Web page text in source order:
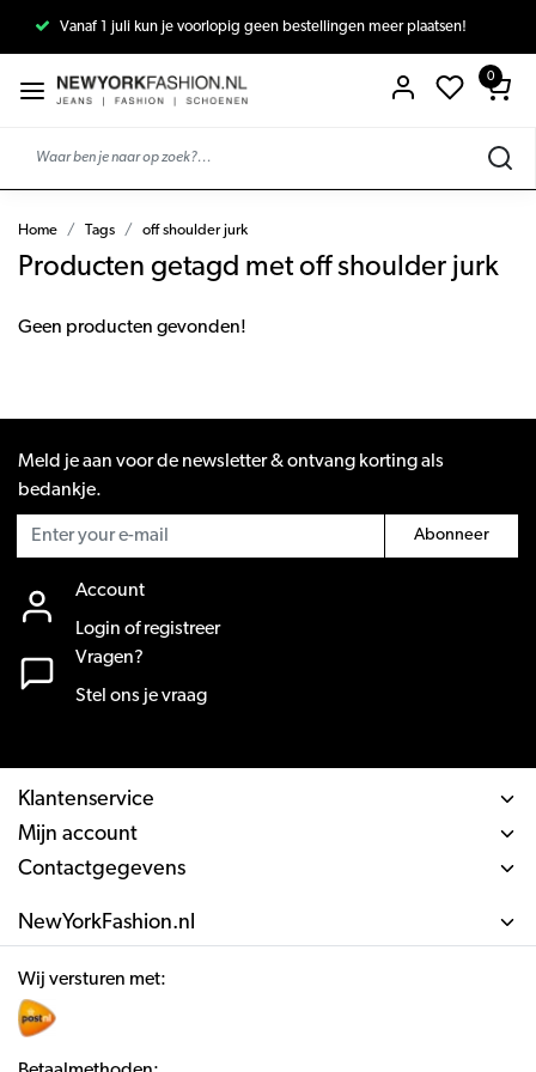
Vanaf 1 juli kun je voorlopig geen bestellingen meer plaatsen!
0
Home Tags off shoulder jurk
Producten getagd met off shoulder jurk
Geen producten gevonden!
Meld je aan voor de newsletter & ontvang korting als
bedankje.
Abonneer
Account
Login of registreer
Vragen?
Stel ons je vraag
Klantenservice
Mijn account
Contactgegevens
NewYorkFashion.nl
Wij versturen met: